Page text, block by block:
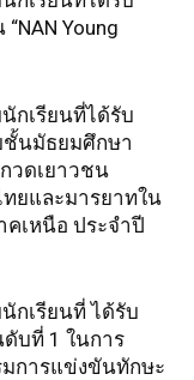
Young
กเรียนที่ได้รับ
ชั้นมัธยมศึกษา
วดเยาวชน
ยและมารยาทใน
คเหนือ ประจำปี
กเรียนที่ ได้รับ
ดับที่ 1 ในการ
การแข่งขันทักษะ